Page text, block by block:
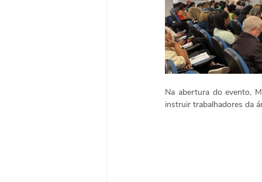
Na abertura do evento,
instruir trabalhadores da